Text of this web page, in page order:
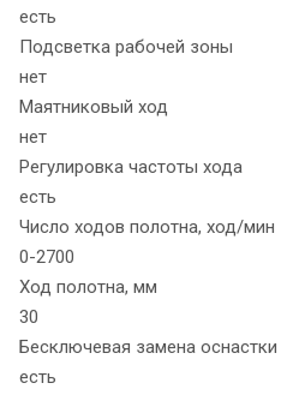
есть
Подсветка рабочей зоны
нет
Маятниковый ход
нет
Регулировка частоты хода
есть
Число ходов полотна, ход/мин
0-2700
Ход полотна, мм
30
Бесключевая замена оснастки
есть